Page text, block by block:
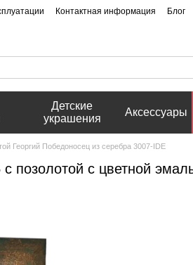
Контактная информация Блог
Детские
украшения
Аксессуары
Георгий Победоносец из серебра 3007-IDE
позолотой с цветной